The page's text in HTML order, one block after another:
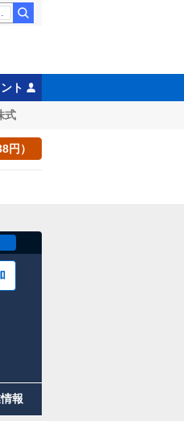
ト
式
円）
報